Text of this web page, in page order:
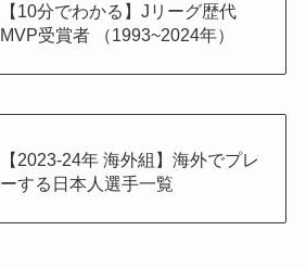
【10分でわかる】Jリーグ歴代
MVP受賞者 （1993~2024年）
【2023-24年 海外組】海外でプレ
ーする日本人選手一覧